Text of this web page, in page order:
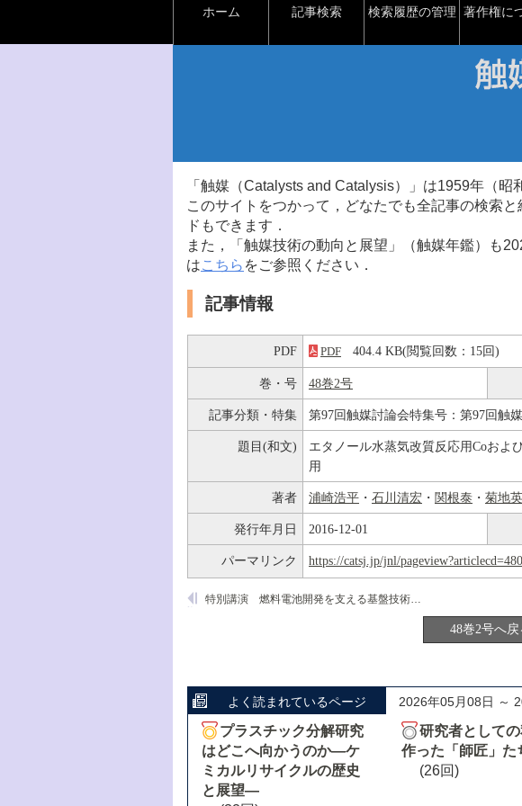
ホーム 記事検索 検索履歴の管理 著作権に
「触媒（Catalysts and Catalysis）」は1959年（
このサイトをつかって，どなたでも全記事の検索
ドもできます．
また，「触媒技術の動向と展望」（触媒年鑑）も
はこちら をご参照ください．
記事情報
PDF PDF 404.4 KB(閲覧回数：15回)
巻・号 48巻2号
記事分類・特集 第97回触媒討論会特集号：第97回触
題目(和文)
エタノール水蒸気改質反応用Coおよ
用
著者 浦崎浩平 ・ 石川清宏 ・ 関根泰 ・ 菊地
発行年月日 2016-12-01
パーマリンク https://catsj.jp/jnl/
特別講演 燃料電池開発を支える基盤技術－特にDMFCを中心とした携帯機器用小型電源について－
48巻2号へ戻
よく読まれているページ 2026年05月08日 ～
プラスチック分解研究
はどこへ向かうのか―ケ
ミカルリサイクルの歴史
と展望―
研究者として
作った「師匠」た
(26回)